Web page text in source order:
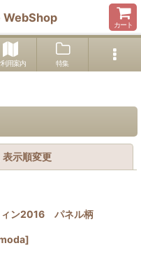
カート
利用案内 特集
表示順変更
ィン2016 パネル柄
]